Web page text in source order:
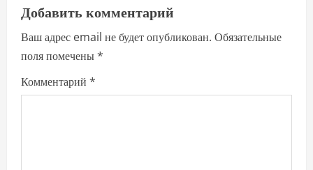
a
v
i
g
Добавить комментарий
Ваш адрес email не будет опубликован. Обязательные
поля помечены*
Комментарий *